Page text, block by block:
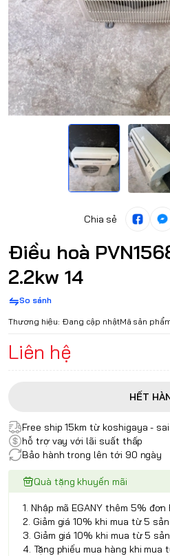
Chia sẻ
Điều hoà
2.2kw 14
So sánh
Thương hiệu: Đang cập nhậtMã sản
Liên hệ
HẾT
Free ship 15km từ koshigaya -
hỗ trợ vay với lãi suất thấp
Bảo hành trong lên tới 90 ngày
Quà tặng khuyến mãi
1. Nhập mã EGANY thêm 5% đơn
2. Giảm giá 10% khi mua từ 5
3. Giảm giá 10% khi mua từ 5
4. Tặng phiếu mua hàng khi mua